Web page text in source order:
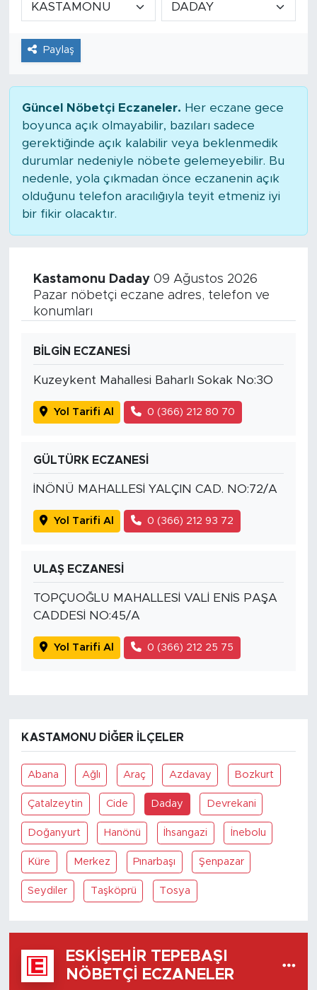
Paylaş
Güncel Nöbetçi Eczaneler. Her eczane gece
boyunca açık olmayabilir, bazıları sadece
gerektiğinde açık kalabilir veya beklenmedik
durumlar nedeniyle nöbete gelemeyebilir. Bu
nedenle, yola çıkmadan önce eczanenin açık
olduğunu telefon aracılığıyla teyit etmeniz iyi
bir fikir olacaktır.
Kastamonu Daday09 Ağustos 2026
Pazar nöbetçi eczane adres, telefon ve
konumları
BİLGİN ECZANESİ
Kuzeykent Mahallesi Baharlı Sokak No:3O
Yol Tarifi Al 0 (366) 212 80 70
GÜLTÜRK ECZANESİ
İNÖNÜ MAHALLESİ YALÇIN CAD. NO:72/A
Yol Tarifi Al 0 (366) 212 93 72
ULAŞ ECZANESİ
TOPÇUOĞLU MAHALLESİ VALİ ENİS PAŞA
CADDESİ NO:45/A
Yol Tarifi Al 0 (366) 212 25 75
KASTAMONU DIĞER İLÇELER
Abana Ağlı Araç Azdavay Bozkurt
Çatalzeytin Cide Daday Devrekani
Doğanyurt Hanönü İhsangazi İnebolu
Küre Merkez Pınarbaşı Şenpazar
Seydiler Taşköprü Tosya
ESKIŞEHIR TEPEBAŞI
NÖBETÇI ECZANELER
Tarihçe
Resmi İlanlar
Foto Şaka
Politika